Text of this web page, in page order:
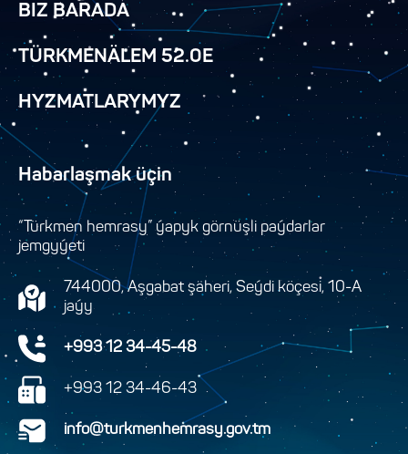
BIZ BARADA
TÜRKMENÄLEM 52.0E
HYZMATLARYMYZ
Habarlaşmak üçin
“Türkmen hemrasy” ýapyk görnüşli paýdarlar
jemgyýeti
744000, Aşgabat şäheri, Seýdi köçesi, 10-A
jaýy
+993 12 34-45-48
+993 12 34-46-43
info@turkmenhemrasy.gov.tm